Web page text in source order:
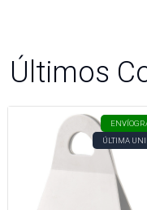
Últimos
ENVÍO
ÚLTIMA